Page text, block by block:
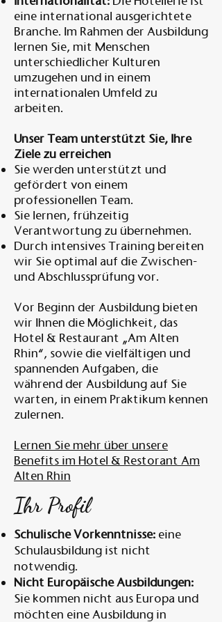
eine international ausgerichtete
Branche. Im Rahmen der Ausbildung
lernen Sie, mit Menschen
unterschiedlicher Kulturen
umzugehen und in einem
internationalen Umfeld zu
arbeiten.
Unser Team unterstützt Sie, Ihre
Ziele zu erreichen
Sie werden unterstützt und
gefördert von einem
professionellen Team.
Sie lernen, frühzeitig
Verantwortung zu übernehmen.
Durch intensives Training bereiten
wir Sie optimal auf die Zwischen-
und Abschlussprüfung vor.
Vor Beginn der Ausbildung bieten
wir Ihnen die Möglichkeit, das
Hotel & Restaurant „Am Alten
Rhin“, sowie die vielfältigen und
spannenden Aufgaben, die
während der Ausbildung auf Sie
warten, in einem Praktikum kennen
zulernen.
Lernen Sie mehr über unsere
Benefits im Hotel & Restorant Am
Alten Rhin
Ihr Profil
Schulische Vorkenntnisse: eine
Schulausbildung ist nicht
notwendig.
Nicht Europäische Ausbildungen:
Sie kommen nicht aus Europa und
möchten eine Ausbildung in